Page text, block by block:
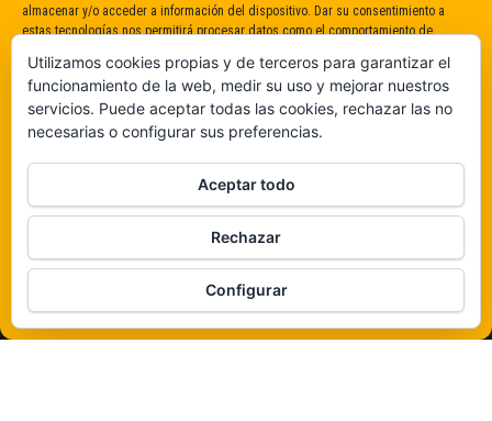
almacenar y/o acceder a información del dispositivo. Dar su consentimiento a
estas tecnologías nos permitirá procesar datos como el comportamiento de
consentimiento puede afectar negativamente a determinadas características y
funciones.
De ninguna manera
Veámos que hay aquí
Política de cookies
Funciona gracias aWordPress |Tema:Envo Magazine
Utilizamos cookies propias y de terceros para garantizar el
funcionamiento de la web, medir su uso y mejorar nuestros
servicios. Puede aceptar todas las cookies, rechazar las no
necesarias o configurar sus preferencias.
Aceptar todo
Rechazar
Configurar